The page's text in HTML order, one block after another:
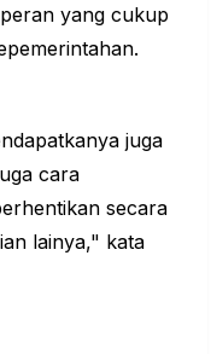
yang cukup
juga
cara
secara
lainya," kata